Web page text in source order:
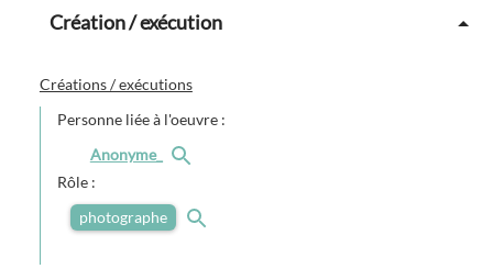
Création / exécution
Créations / exécutions
Personne liée à l'oeuvre :
Anonyme_
Rôle :
photographe